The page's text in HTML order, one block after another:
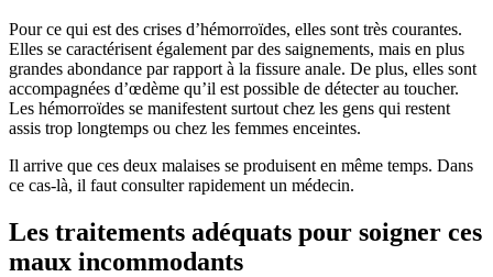
Pour ce qui est des crises d’hémorroïdes, elles sont très courantes.
Elles se caractérisent également par des saignements, mais en plus
grandes abondance par rapport à la fissure anale. De plus, elles sont
accompagnées d’œdème qu’il est possible de détecter au toucher.
Les hémorroïdes se manifestent surtout chez les gens qui restent
assis trop longtemps ou chez les femmes enceintes.
Il arrive que ces deux malaises se produisent en même temps. Dans
ce cas-là, il faut consulter rapidement un médecin.
Les traitements adéquats pour soigner ces
maux incommodants